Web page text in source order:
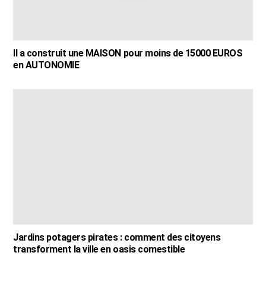
Il a construit une MAISON pour moins de 15000 EUROS
en AUTONOMIE
Jardins potagers pirates : comment des citoyens
transforment la ville en oasis comestible